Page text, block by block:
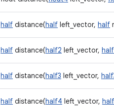
half distance(half left_vector, half
half distance(half2 left_vector,
half distance(half3 left_vector,
half distance(half4 left_vector,